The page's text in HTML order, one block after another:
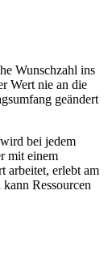
Wunschzahl ins
Wert nie an die
geändert
bei jedem
mit einem
arbeitet, erlebt am
Ressourcen